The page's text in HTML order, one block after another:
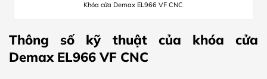
Khóa cửa Demax EL966 VF CNC
Thông số kỹ thuật của khóa cửa
Demax EL966 VF CNC